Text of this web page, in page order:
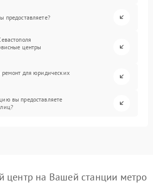
предоставляете?
центры
для юридических
вы предоставляете
центр на Вашей станции метро